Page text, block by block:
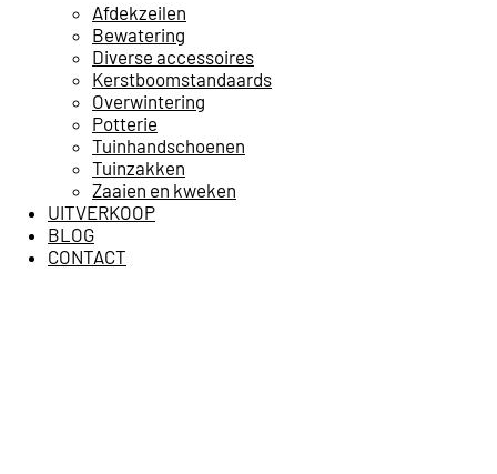
Afdekzeilen
Bewatering
Diverse accessoires
Kerstboomstandaards
Overwintering
Potterie
Tuinhandschoenen
Tuinzakken
Zaaien en kweken
UITVERKOOP
BLOG
CONTACT